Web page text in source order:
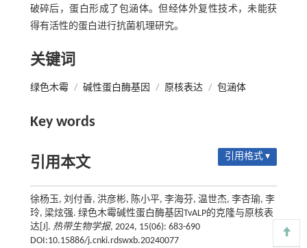
破碎后，蛋白形成了包涵体。但经体外复性技术，未能获
得有活性的蛋白进行抗菌机理研究。
关键词
绿色木霉 / 碱性蛋白酶基因 / 原核表达 / 包涵体
Key words
引用本文 引用格式 ▾
徐杨玉, 刘付香, 洪彦彬, 陈小平, 李海芬, 温世杰, 李杏瑜, 李
玲, 梁炫强. 绿色木霉碱性蛋白酶基因TvALP的克隆与原核表
达[J]. 热带生物学报, 2024, 15(06): 683-690
DOI:10.15886/j.cnki.rdswxb.20240077